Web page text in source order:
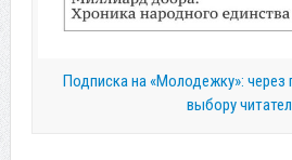
Подписка на «Молодежку»: через
выбору